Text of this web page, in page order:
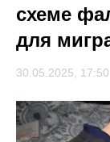
схеме
для
30.05.2025, 17:50